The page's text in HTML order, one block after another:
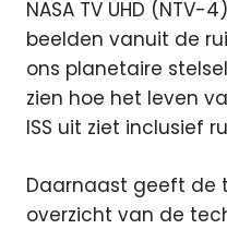
NASA TV UHD
beelden vanuit de
ons planetaire
zien hoe het leven
ISS uit ziet inclusief
Daarnaast geeft de
overzicht van de